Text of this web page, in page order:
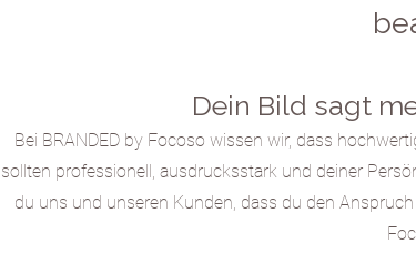
Dein Bild sagt
Bei BRANDED by Focoso wissen wir, dass
sollten professionell, ausdrucksstark und deiner
du uns und unseren Kunden, dass du den